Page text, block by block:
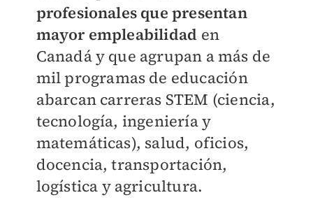
profesionales que presentan
mayor empleabilidad en
Canadá y que agrupan a más de
mil programas de educación
abarcan carreras STEM (ciencia,
tecnología, ingeniería y
matemáticas), salud, oficios,
docencia, transportación,
logística y agricultura.